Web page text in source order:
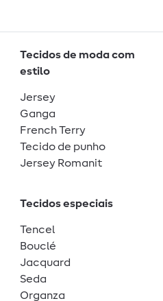
Tecidos de moda com
estilo
Jersey
Ganga
French Terry
Tecido de punho
Jersey Romanit
Tecidos especiais
Tencel
Bouclé
Jacquard
Seda
Organza